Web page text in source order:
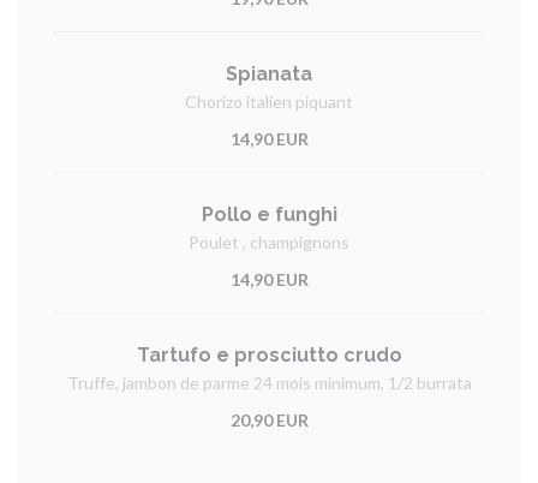
Spianata
Chorizo italien piquant
14,90 EUR
Pollo e funghi
Poulet , champignons
14,90 EUR
Tartufo e prosciutto crudo
Truffe, jambon de parme 24 mois minimum, 1/2 burrata
20,90 EUR